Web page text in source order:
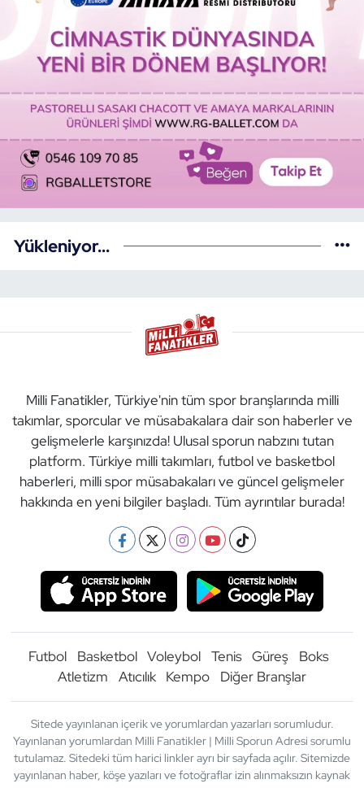
Yükleniyor...
Milli Fanatikler, Türkiye'nin tüm spor branşlarında milli
takımlar, sporcular ve müsabakalara dair son haberler ve
gelişmelerle karşınızda! Ulusal sporun nabzını tutan
platform. Türkiye milli takımları, futbol ve basketbol
haberleri, milli spor müsabakaları ve güncel gelişmeler
hakkında en yeni bilgiler başladı. Tüm ayrıntılar burada!
Futbol Basketbol Voleybol Tenis Güreş
Boks
Atletizm
Atıcılık Kempo Diğer Branşlar
Sitede yayınlanan içerik ve yorumlardan yazarları sorumludur.
Yayınlanan yorumlardan Milli Fanatikler | Milli Sporun Adresi sorumlu
tutulamaz. Sitedeki tüm harici linkler ayrı bir sayfada açılır. Sitemizde
yayınlanan haber, köşe yazıları ve fotoğraflar izin alınmaksızın kaynak